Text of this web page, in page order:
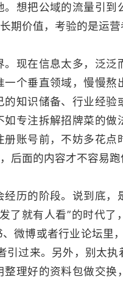
想把公域的流量引到
期价值，考验的是运营
现在信息太多，泛泛
个垂直领域，慢慢熬
知识储备、行业经验
专注拆解招牌菜的做
账号前，不妨多花点
后面的内容才不容易跑
历的阶段。说到底，
了就有人看”的时代了
微博或者行业论坛里
引过来。另外，别太
理好的资料包做交换